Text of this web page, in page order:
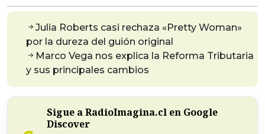
Julia Roberts casi rechaza «Pretty Woman»
por la dureza del guión original
Marco Vega nos explica la Reforma Tributaria
y sus principales cambios
Sigue a RadioImagina.cl en Google
Discover